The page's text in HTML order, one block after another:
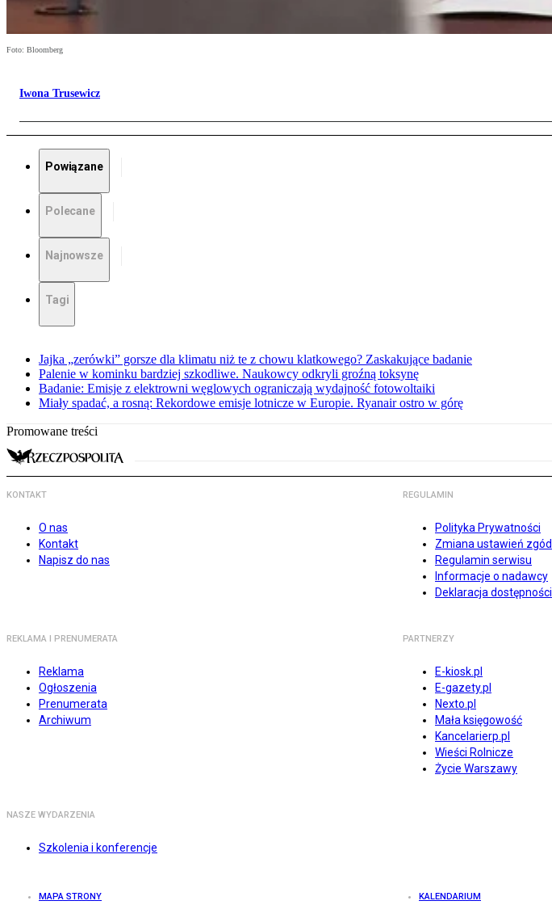
Foto: Bloomberg
Iwona Trusewicz
Powiązane
Polecane
Najnowsze
Tagi
Jajka „zerówki” gorsze dla klimatu niż te z chowu klatkowego? Zaskakujące badanie
Palenie w kominku bardziej szkodliwe. Naukowcy odkryli groźną toksynę
Badanie: Emisje z elektrowni węglowych ograniczają wydajność fotowoltaiki
Miały spadać, a rosną: Rekordowe emisje lotnicze w Europie. Ryanair ostro w górę
Promowane treści
KONTAKT
O nas
Kontakt
Napisz do nas
REGULAMIN
Polityka Prywatności
Zmiana ustawień zgód
Regulamin serwisu
Informacje o nadawcy
Deklaracja dostępności
REKLAMA I PRENUMERATA
Reklama
Ogłoszenia
Prenumerata
Archiwum
PARTNERZY
E-kiosk.pl
E-gazety.pl
Nexto.pl
Mała księgowość
Kancelarierp.pl
Wieści Rolnicze
Życie Warszawy
NASZE WYDARZENIA
Szkolenia i konferencje
MAPA STRONY KALENDARIUM